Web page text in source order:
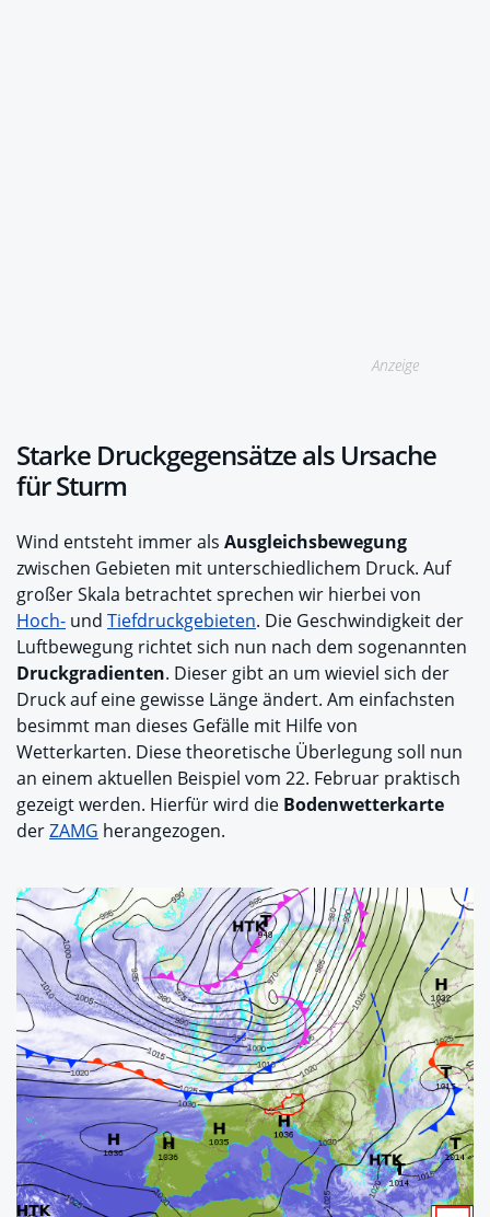
Anzeige
Starke Druckgegensätze als Ursache
für Sturm
Wind entsteht immer als Ausgleichsbewegung
zwischen Gebieten mit unterschiedlichem Druck. Auf
großer Skala betrachtet sprechen wir hierbei von
Hoch- und Tiefdruckgebieten. Die Geschwindigkeit der
Luftbewegung richtet sich nun nach dem sogenannten
Druckgradienten. Dieser gibt an um wieviel sich der
Druck auf eine gewisse Länge ändert. Am einfachsten
besimmt man dieses Gefälle mit Hilfe von
Wetterkarten. Diese theoretische Überlegung soll nun
an einem aktuellen Beispiel vom 22. Februar praktisch
gezeigt werden. Hierfür wird die Bodenwetterkarte
derZAMG herangezogen.